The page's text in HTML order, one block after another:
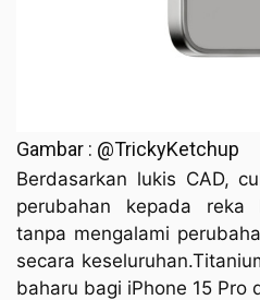
Gambar : @TrickyKetchup
Berdasarkan lukis CAD,
perubahan kepada reka
tanpa mengalami
secara
baharu bagi iPhone 15 Pro